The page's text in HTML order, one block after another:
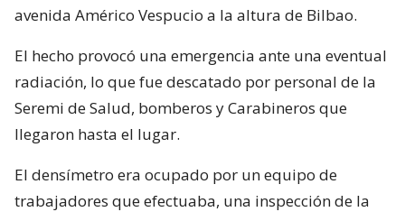
avenida Américo Vespucio a la altura de Bilbao.
El hecho provocó una emergencia ante una eventual
radiación, lo que fue descatado por personal de la
Seremi de Salud, bomberos y Carabineros que
llegaron hasta el lugar.
El densímetro era ocupado por un equipo de
trabajadores que efectuaba, una inspección de la